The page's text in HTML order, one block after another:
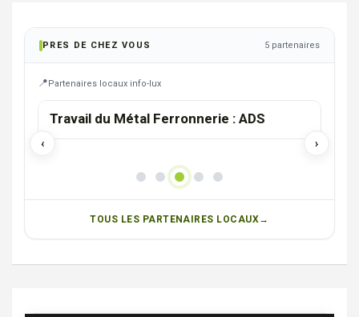
PRES DE CHEZ VOUS 5 partenaires
Partenaires locaux info-lux
‹ ›
TINTIGNY
Travail du Métal Ferronnerie : ADS
TOUS LES PARTENAIRES LOCAUX